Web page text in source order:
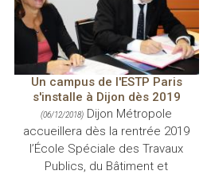
Un campus de l'ESTP Paris
s'installe à Dijon dès 2019
(06/12/2018) Dijon Métropole
accueillera dès la rentrée 2019
l’École Spéciale des Travaux
Publics, du Bâtiment et